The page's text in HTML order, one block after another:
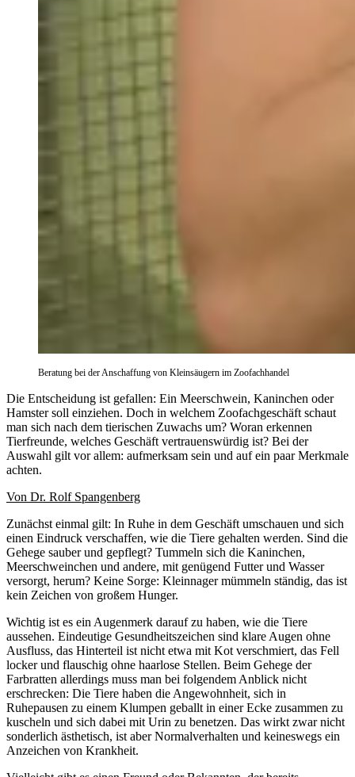
Beratung bei der Anschaffung von Kleinsäugern im Zoofachhandel
Die Entscheidung ist gefallen: Ein Meerschwein, Kaninchen oder
Hamster soll einziehen. Doch in welchem Zoofachgeschäft schaut
man sich nach dem tierischen Zuwachs um? Woran erkennen
Tierfreunde, welches Geschäft vertrauenswürdig ist? Bei der
Auswahl gilt vor allem: aufmerksam sein und auf ein paar Merkmale
achten.
Von Dr. Rolf Spangenberg
Zunächst einmal gilt: In Ruhe in dem Geschäft umschauen und sich
einen Eindruck verschaffen, wie die Tiere gehalten werden. Sind die
Gehege sauber und gepflegt? Tummeln sich die Kaninchen,
Meerschweinchen und andere, mit genügend Futter und Wasser
versorgt, herum? Keine Sorge: Kleinnager mümmeln ständig, das ist
kein Zeichen von großem Hunger.
Wichtig ist es ein Augenmerk darauf zu haben, wie die Tiere
aussehen. Eindeutige Gesundheitszeichen sind klare Augen ohne
Ausfluss, das Hinterteil ist nicht etwa mit Kot verschmiert, das Fell
locker und flauschig ohne haarlose Stellen. Beim Gehege der
Farbratten allerdings muss man bei folgendem Anblick nicht
erschrecken: Die Tiere haben die Angewohnheit, sich in
Ruhepausen zu einem Klumpen geballt in einer Ecke zusammen zu
kuscheln und sich dabei mit Urin zu benetzen. Das wirkt zwar nicht
sonderlich ästhetisch, ist aber Normalverhalten und keineswegs ein
Anzeichen von Krankheit.